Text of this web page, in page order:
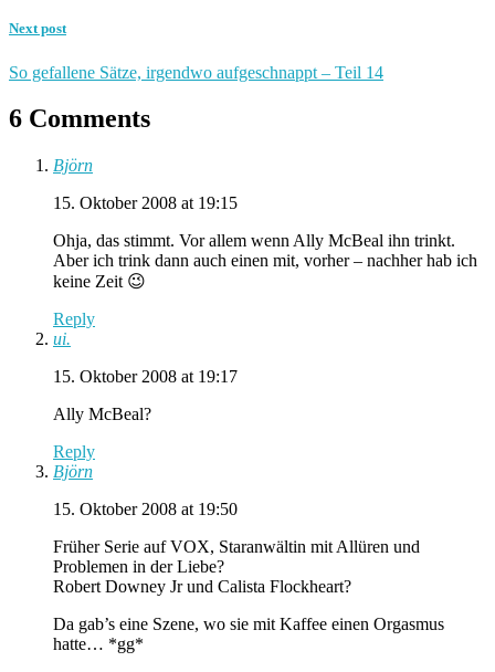
Next post
So gefallene Sätze, irgendwo aufgeschnappt – Teil 14
6 Comments
Björn
15. Oktober 2008 at 19:15
Ohja, das stimmt. Vor allem wenn Ally McBeal ihn trinkt.
Aber ich trink dann auch einen mit, vorher – nachher hab ich
keine Zeit 😉
Reply
ui.
15. Oktober 2008 at 19:17
Ally McBeal?
Reply
Björn
15. Oktober 2008 at 19:50
Früher Serie auf VOX, Staranwältin mit Allüren und
Problemen in der Liebe?
Robert Downey Jr und Calista Flockheart?
Da gab’s eine Szene, wo sie mit Kaffee einen Orgasmus
hatte… *gg*